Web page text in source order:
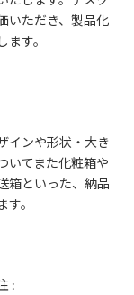
いただき、製品化
す。
インや形状・大き
いてまた化粧箱や
箱といった、納品
。
: